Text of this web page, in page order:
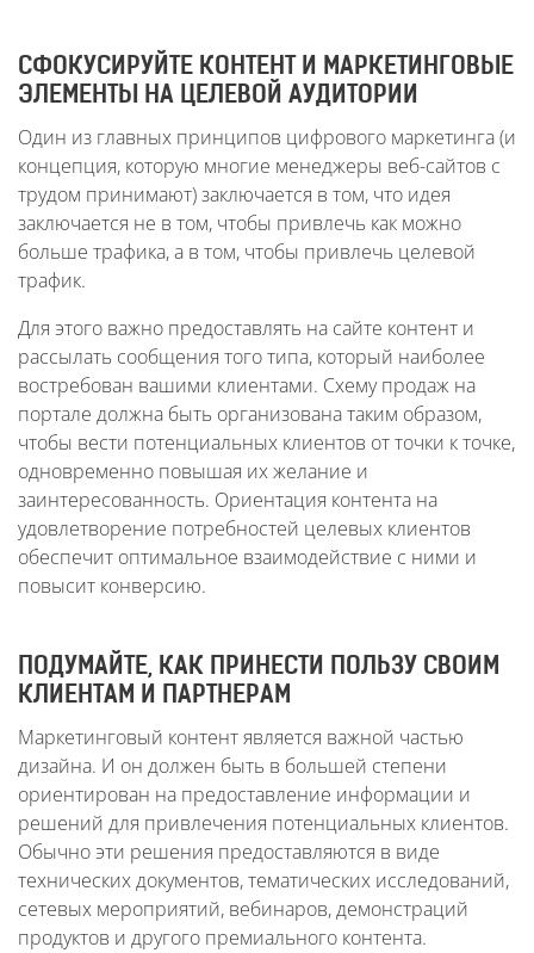
СФОКУСИРУЙТЕ КОНТЕНТ И МАРКЕТИНГОВЫЕ
ЭЛЕМЕНТЫ НА ЦЕЛЕВОЙ АУДИТОРИИ
Один из главных принципов цифрового маркетинга (и
концепция, которую многие менеджеры веб-сайтов с
трудом принимают) заключается в том, что идея
заключается не в том, чтобы привлечь как можно
больше трафика, а в том, чтобы привлечь целевой
трафик.
Для этого важно предоставлять на сайте контент и
рассылать сообщения того типа, который наиболее
востребован вашими клиентами. Схему продаж на
портале должна быть организована таким образом,
чтобы вести потенциальных клиентов от точки к точке,
одновременно повышая их желание и
заинтересованность. Ориентация контента на
удовлетворение потребностей целевых клиентов
обеспечит оптимальное взаимодействие с ними и
повысит конверсию.
ПОДУМАЙТЕ, КАК ПРИНЕСТИ ПОЛЬЗУ СВОИМ
КЛИЕНТАМ И ПАРТНЕРАМ
Маркетинговый контент является важной частью
дизайна. И он должен быть в большей степени
ориентирован на предоставление информации и
решений для привлечения потенциальных клиентов.
Обычно эти решения предоставляются в виде
технических документов, тематических исследований,
сетевых мероприятий, вебинаров, демонстраций
продуктов и другого премиального контента.